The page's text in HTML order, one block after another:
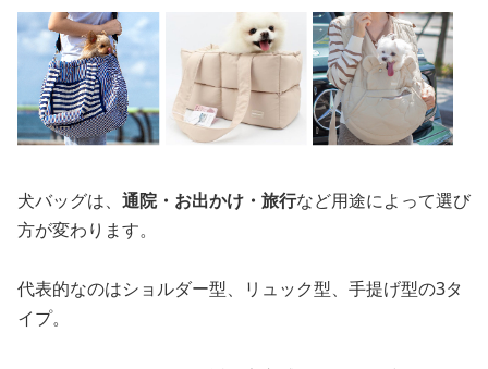
犬バッグは、 通院・お出かけ・旅行など用途によって選び
方が変わります。
代表的なのはショルダー型、リュック型、手提げ型の3タ
イプ。